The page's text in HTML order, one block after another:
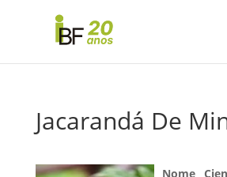
Jacarandá De
Nome